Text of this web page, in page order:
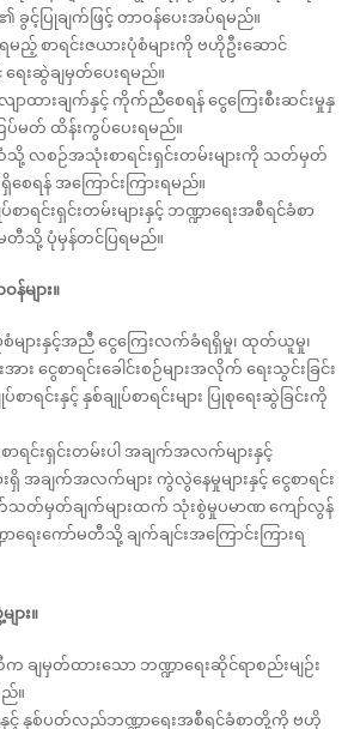
င့်ပြုချက်ဖြင့် တာဝန်ပေးအပ်ရမည်။
ည့် စာရင်းဇယားပုံစံများကို ဗဟိုဦးဆောင်
ေးဆွဲချမှတ်ပေးရမည်။
ထားချက်နှင့် ကိုက်ညီစေရန် ငွေကြေးစီးဆင်းမှုနှ
ပ်မတ် ထိန်းကွပ်ပေးရမည်။
ထံသို့ လစဉ်အသုံးစာရင်းရှင်းတမ်းများကို သတ်မှတ်
ေရန် အကြောင်းကြားရမည်။
ာရင်းရှင်းတမ်းများနှင့် ဘဏ္ဍာရေးအစီရင်ခံစာ
တီသို့ ပုံမှန်တင်ပြရမည်။
များ။
စံများနှင့်အညီ ငွေကြေးလက်ခံရရှိမှု၊ ထုတ်ယူမှု၊
း ငွေစာရင်းခေါင်းစဉ်များအလိုက် ရေးသွင်းခြင်း
ာရင်းနှင့် နှစ်ချုပ်စာရင်းများ ပြုစုရေးဆွဲခြင်းကို
စာရင်းရှင်းတမ်းပါ အချက်အလက်များနှင့်
ရှိ အချက်အလက်များ ကွဲလွဲနေမှုများနှင့် ငွေစာရင်း
တ်မှတ်ချက်များထက် သုံးစွဲမှုပမာဏ ကျော်လွန်
ရေးကော်မတီသို့ ချက်ချင်းအကြောင်းကြားရ
ား။
ချမှတ်ထားသော ဘဏ္ဍာရေးဆိုင်ရာစည်းမျဉ်း
။
းနှင့် နှစ်ပတ်လည်ဘဏ္ဍာရေးအစီရင်ခံစာတို့ကို ဗဟို